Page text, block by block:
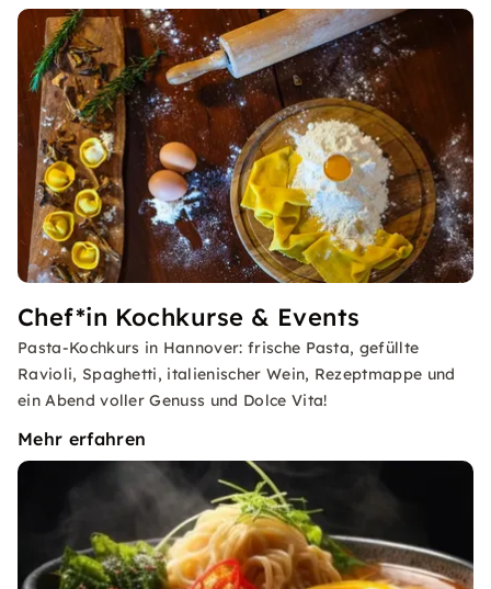
Chef*in Kochkurse & Events
Pasta-Kochkurs in Hannover: frische Pasta, gefüllte
Ravioli, Spaghetti, italienischer Wein, Rezeptmappe und
ein Abend voller Genuss und Dolce Vita!
Mehr erfahren